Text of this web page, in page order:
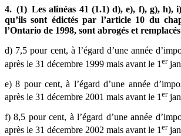
4. (1) Les alinéas 41 (1.1) d), e), f), g), h),
qu’ils sont édictés par l’article 10 du
l’Ontario de 1998, sont abrogés et
d) 7,5 pour cent, à l’égard d’une année
après le 31 décembre 1999 mais avant le 1 er
e) 8 pour cent, à l’égard d’une année
après le 31 décembre 2001 mais avant le 1 er
f) 8,5 pour cent, à l’égard d’une année
après le 31 décembre 2002 mais avant le 1 er